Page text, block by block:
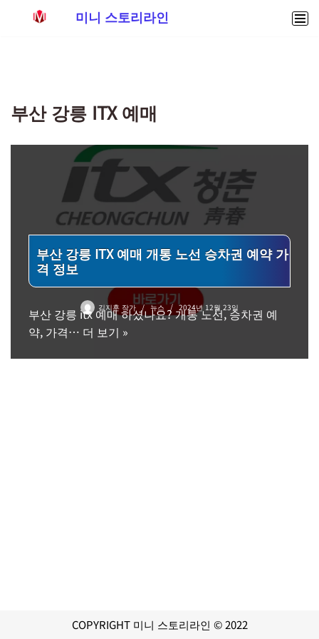
건
너
뛰
미니 스토리라인
부산 강릉 ITX 예매
부산 강릉 ITX 예매 개통 노선 승차권 예약 가
격 정보
김지훈 작가 뉴스 2024년 12월 23일
부산 강릉 itx 예매 하셨나요? 개통 노선, 승차권 예
약, 가격… 더 보기 »
COPYRIGHT 미니 스토리라인 © 2022